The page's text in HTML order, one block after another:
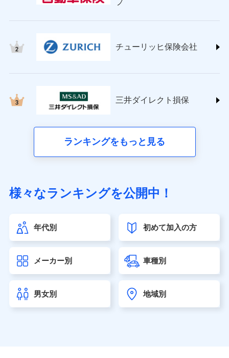
チューリッヒ保険会社 (https://www.zurich.co.jp/)
(https://www.nisshinfire.co.jp/)
(https://www.petfamilyins.co.jp/)
ins.com/)
三井ダイレクト損害保険株式会社
（https://www.sonylife.co.jp）
第一ネオ生命保険株式会社（https://neofirst.co.jp/）
大樹生命保険株式会社（https://www.taiju-life.co.jp）
seimei.co.jp）
チューリッヒ生命保険株式会社
東京海上日動あんしん生命保険株式会社
（https://www.tmn-anshin.co.jp/）
プ
チューリッヒ保険会社
三井ダイレクト損保
ランキングをもっと見る
様々なランキングを公開中！
年代別 初めて加入の方
メーカー別 車種別
男女別 地域別